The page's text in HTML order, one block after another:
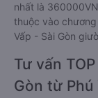
nhất là
thuộc vào chương
Vấp - Sài Gòn
Tư vấn
Gòn từ